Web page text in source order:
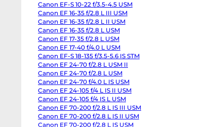
Mark
II
EF-
Mount
RED
Komodo
6K
Sony
FX3
Sony
PXW-
Z150
Sony
PXW-
Z90
Sony
FX30
Sony
PXW-
X70
Canon EF-S 10-22 f/3.5-4.5 USM
Canon EF 16-35 f/2.8 L III USM
Canon EF 16-35 f/2.8 L II USM
Canon EF 16-35 f/2.8 L USM
Canon EF 17-35 f/2.8 L USM
Canon EF 17-40 f/4.0 L USM
Canon EF-S 18-135 f/3.5-5.6 IS STM
Canon EF 24-70 f/2.8 L USM II
Canon EF 24-70 f/2.8 L USM
Canon EF 24-70 f/4.0 L IS USM
Canon EF 24-105 f/4 L IS II USM
Canon EF 24-105 f/4 IS L USM
Canon EF 70-200 f/2.8 L IS III USM
Canon EF 70-200 f/2.8 L IS II USM
Canon EF 70-200 f/2.8 L IS USM